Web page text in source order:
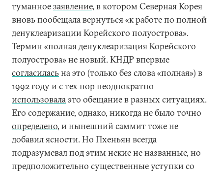
туманноезаявление, в котором Северная Корея
вновь пообещала вернуться «к работе по полной
денуклеаризации Корейского полуострова».
Термин «полная денуклеаризация Корейского
полуострова» не новый. КНДР впервые
согласиласьна это (только без слова «полная») в
1992 году и с тех пор неоднократно
использовалаэто обещание в разных ситуациях.
Его содержание, однако, никогда не было точно
определено, и нынешний саммит тоже не
добавил ясности. Но Пхеньян всегда
подразумевал под этим некие не названные, но
предположительно существенные уступки со